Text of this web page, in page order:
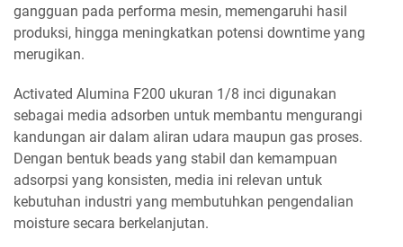
gangguan pada performa mesin, memengaruhi hasil
produksi, hingga meningkatkan potensi downtime yang
merugikan.
Activated Alumina F200 ukuran 1/8 inci digunakan
sebagai media adsorben untuk membantu mengurangi
kandungan air dalam aliran udara maupun gas proses.
Dengan bentuk beads yang stabil dan kemampuan
adsorpsi yang konsisten, media ini relevan untuk
kebutuhan industri yang membutuhkan pengendalian
moisture secara berkelanjutan.